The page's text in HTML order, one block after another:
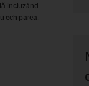
incluzând
echiparea.